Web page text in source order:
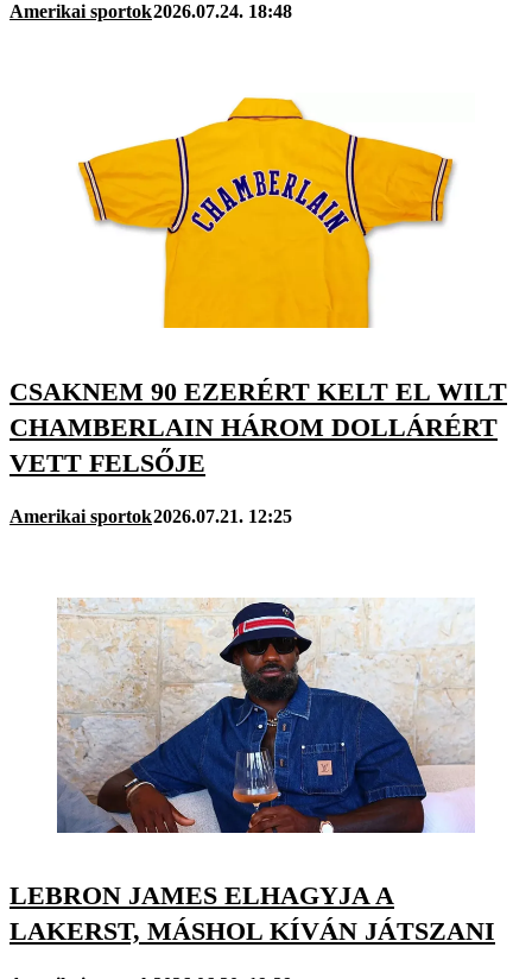
Amerikai sportok2026.07.24. 18:48
CSAKNEM 90 EZERÉRT KELT EL WILT
CHAMBERLAIN HÁROM DOLLÁRÉRT
VETT FELSŐJE
Amerikai sportok2026.07.21. 12:25
LEBRON JAMES ELHAGYJA A
LAKERST, MÁSHOL KÍVÁN JÁTSZANI